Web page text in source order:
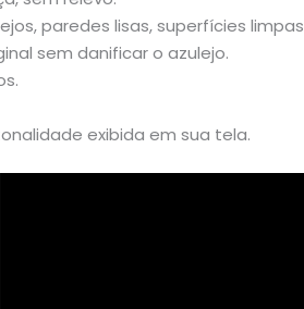
paredes lisas, superfícies limpas
sem danificar o azulejo.
exibida em sua tela.